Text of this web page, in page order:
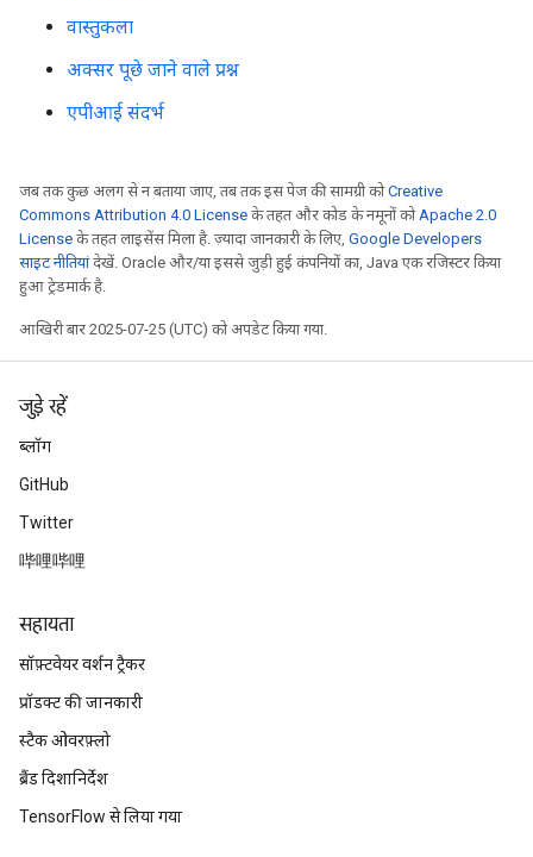
वास्तुकला
अक्सर पूछे जाने वाले प्रश्न
एपीआई संदर्भ
जब तक कुछ अलग से न बताया जाए, तब तक इस पेज की सामग्री कोCreative
Commons Attribution 4.0 License के तहत और कोड के नमूनों कोApache 2.0
License के तहत लाइसेंस मिला है. ज़्यादा जानकारी के लिए, Google Developers
साइट नीतियांदेखें. Oracle और/या इससे जुड़ी हुई कंपनियों का, Java एक रजिस्टर किया
हुआ ट्रेडमार्क है.
आखिरी बार 2025-07-25 (UTC) को अपडेट किया गया.
जुड़े रहें
ब्लॉग
GitHub
Twitter
哔哩哔哩
सहायता
सॉफ़्टवेयर वर्शन ट्रैकर
प्रॉडक्ट की जानकारी
स्टैक ओवरफ़्लो
ब्रैंड दिशानिर्देश
TensorFlow से लिया गया